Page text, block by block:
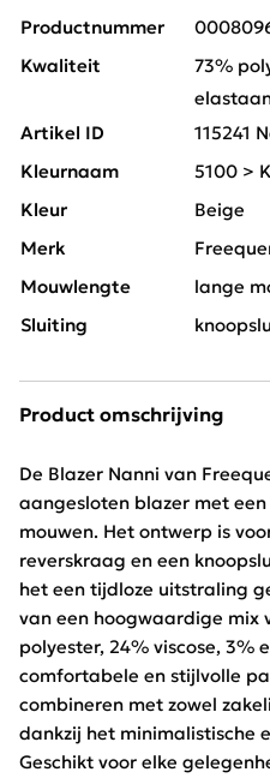
Productnummer
Kwaliteit
73%
Artikel ID
115241
Kleurnaam
5100 >
Kleur
Beige
Merk
Mouwlengte
lange
Sluiting
Product omschrijving
De Blazer Nanni van
aangesloten blazer met
mouwen. Het ontwerp is
reverskraag en een
het een tijdloze uitstraling
van een hoogwaardige mix
polyester, 24% viscose, 3%
comfortabele en stijlvolle
combineren met zowel
dankzij het minimalistische
Geschikt voor elke